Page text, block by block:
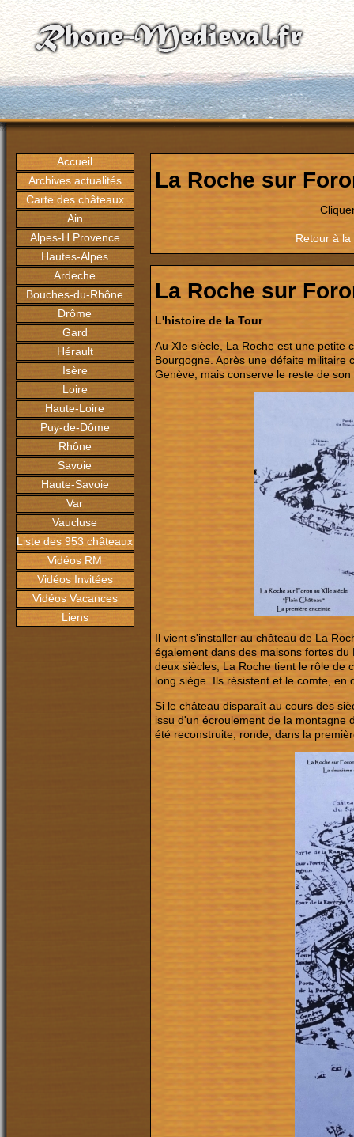
Accueil
Archives actualités
Carte des châteaux
Ain
Alpes-H.Provence
Hautes-Alpes
Ardeche
Bouches-du-Rhône
Drôme
Gard
Hérault
Isère
Loire
Haute-Loire
Puy-de-Dôme
Rhône
Savoie
Haute-Savoie
Var
Vaucluse
Liste des 953 châteaux
Vidéos RM
Vidéos Invitées
Vidéos Vacances
Liens
La Roche sur
Retour à
La Roche sur
L'histoire de la Tour
Au XIe siècle, La Roche est une petite
Bourgogne. Après une défaite
Genève, mais conserve le reste de
Il vient s'installer au château de La
également dans des maisons fortes
deux siècles, La Roche tient le rôle de
long siège. Ils résistent et le comte, en
Si le château disparaît au cours des
issu d'un écroulement de la montagne
été reconstruite, ronde, dans la